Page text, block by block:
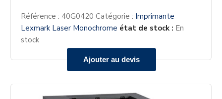
Ajouter au devis
Référence :40G0420 Catégorie : Imprimante
Lexmark Laser Monochrome état de stock : En
stock